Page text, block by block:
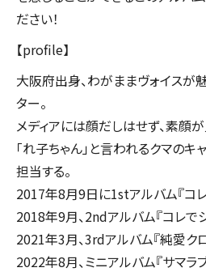
ださい！
【profile】
大阪府出身、わがままヴォイスが
ター。
メディアには顔だしはせず、素顔
「れ子ちゃん」と言われるクマの
担当する。
2017年8月9日に1stアルバム『コレ
2018年9月、2ndアルバム『コレでシ
2021年3月、3rdアルバム『純愛ク
2022年8月、ミニアルバム『サマラブ